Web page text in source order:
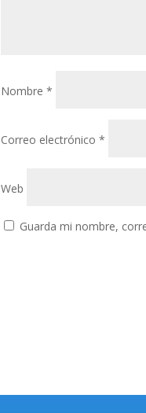
Nombre *
Correo electrónico *
Web
Guarda mi nombre,